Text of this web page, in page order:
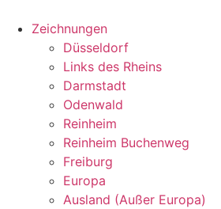
Inhalt
springen
Zeichnungen
Düsseldorf
Links des Rheins
Darmstadt
Odenwald
Reinheim
Reinheim Buchenweg
Freiburg
Europa
Ausland (Außer Europa)